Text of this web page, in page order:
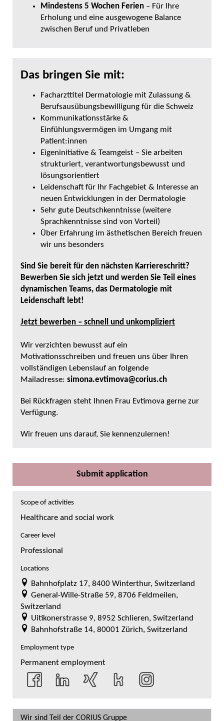
Mindestens 5 Wochen Ferien – Für Ihre
Erholung und eine ausgewogene Balance
zwischen Beruf und Privatleben
Das bringen Sie mit:
Facharzttitel Dermatologie mit Zulassung &
Berufsausübungsbewilligung für die Schweiz
Kommunikationsstärke &
Einfühlungsvermögen im Umgang mit
Patient:innen
Eigeninitiative & Teamgeist – Sie arbeiten
strukturiert, verantwortungsbewusst und
lösungsorientiert
Leidenschaft für Ihr Fachgebiet & Interesse an
neuen Entwicklungen in der Dermatologie
Sehr gute Deutschkenntnisse (weitere
Sprachkenntnisse sind von Vorteil)
Über Erfahrung im ästhetischen Bereich freuen
wir uns besonders
Sind Sie bereit für den nächsten Karriereschritt?
Bewerben Sie sich jetzt und werden Sie Teil eines
dynamischen Teams, das Dermatologie mit
Leidenschaft lebt!
Jetzt bewerben – schnell und unkompliziert
Wir verzichten bewusst auf ein
Motivationsschreiben und freuen uns über Ihren
vollständigen Lebenslauf an folgende
Mailadresse: simona.evtimova@corius.ch
Bei Rückfragen steht Ihnen Frau Evtimova gerne zur
Verfügung.
Wir freuen uns darauf, Sie kennenzulernen!
Submit application
Scope of activities
Healthcare and social work
Career level
Professional
Locations
Bahnhofplatz 17, 8400 Winterthur, Switzerland
General-Wille-Straße 59, 8706 Feldmeilen,
Switzerland
Uitikonerstrasse 9, 8952 Schlieren, Switzerland
Bahnhofstraße 14, 80001 Zürich, Switzerland
Employment type
Permanent employment
Wir sind Teil der CORIUS Gruppe